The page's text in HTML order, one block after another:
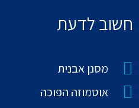
חשוב לדעת
מסנן אבנית
אוסמוזה הפוכה